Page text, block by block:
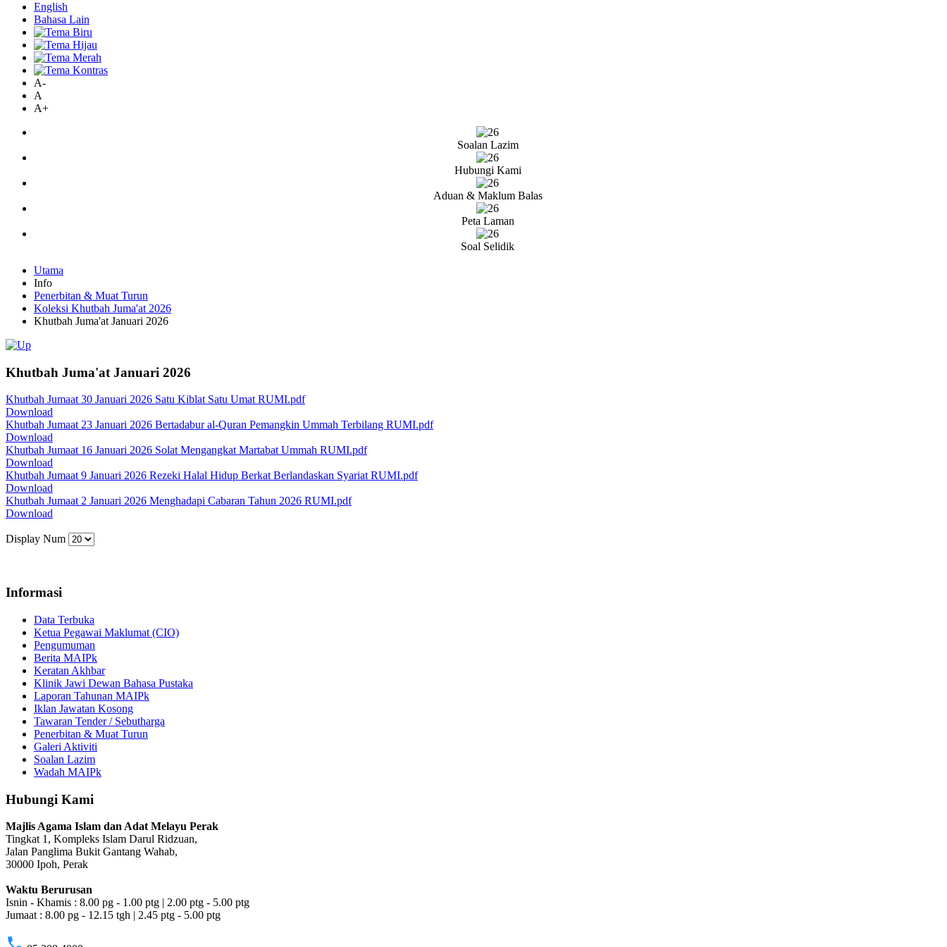
English
Bahasa Lain
A-
A
A+
Soalan Lazim
Hubungi Kami
Aduan & Maklum Balas
Peta Laman
Soal Selidik
Utama
Info
Penerbitan & Muat Turun
Koleksi Khutbah Juma'at 2026
Khutbah Juma'at Januari 2026
Khutbah Juma'at Januari 2026
Khutbah Jumaat 30 Januari 2026 Satu Kiblat Satu Umat RUMI.pdf
Download
Khutbah Jumaat 23 Januari 2026 Bertadabur al-Quran Pemangkin Ummah Terbilang RUMI.pdf
Download
Khutbah Jumaat 16 Januari 2026 Solat Mengangkat Martabat Ummah RUMI.pdf
Download
Khutbah Jumaat 9 Januari 2026 Rezeki Halal Hidup Berkat Berlandaskan Syariat RUMI.pdf
Download
Khutbah Jumaat 2 Januari 2026 Menghadapi Cabaran Tahun 2026 RUMI.pdf
Download
Display Num
Informasi
Data Terbuka
Ketua Pegawai Maklumat (CIO)
Pengumuman
Berita MAIPk
Keratan Akhbar
Klinik Jawi Dewan Bahasa Pustaka
Laporan Tahunan MAIPk
Iklan Jawatan Kosong
Tawaran Tender / Sebutharga
Penerbitan & Muat Turun
Galeri Aktiviti
Soalan Lazim
Wadah MAIPk
Hubungi Kami
Majlis Agama Islam dan Adat Melayu Perak
Tingkat 1, Kompleks Islam Darul Ridzuan,
Jalan Panglima Bukit Gantang Wahab,
30000 Ipoh, Perak
Waktu Berurusan
Isnin - Khamis : 8.00 pg - 1.00 ptg | 2.00 ptg - 5.00 ptg
Jumaat : 8.00 pg - 12.15 tgh | 2.45 ptg - 5.00 ptg